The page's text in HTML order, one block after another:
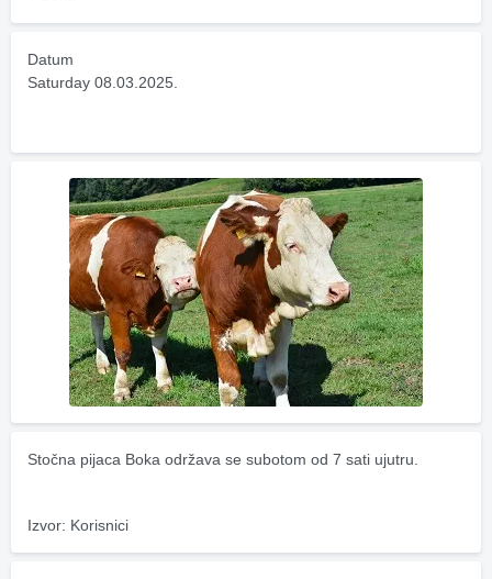
Datum
Saturday 08.03.2025.
Stočna pijaca Boka održava se subotom od 7 sati ujutru.
Izvor: Korisnici